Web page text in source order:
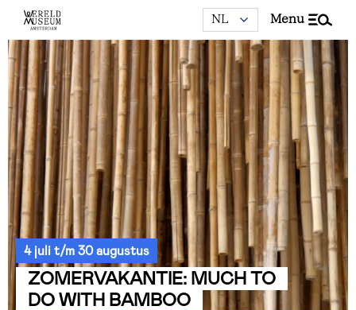
menu
4 juli t/m 30 augustus
ZOMERVAKANTIE: MUCH TO
DO WITH BAMBOO